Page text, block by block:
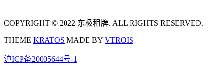
COPYRIGHT © 2022 东极租牌. ALL RIGHTS RESERVED.
THEME KRATOS MADE BY VTROIS
沪ICP备20005644号-1